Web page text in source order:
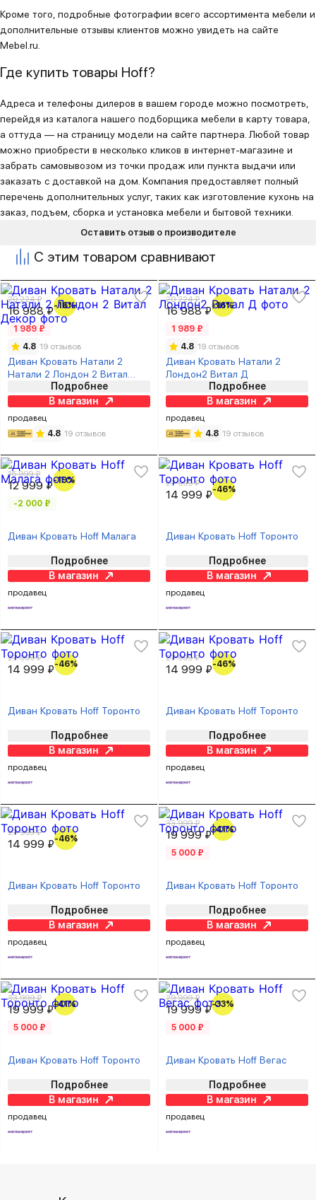
Оставить отзыв о производителе
Кроме того, подробные фотографии всего ассортимента мебели и
дополнительные отзывы клиентов можно увидеть на сайте
Mebel.ru.
Где купить товары Hoff?
Адреса и телефоны дилеров в вашем городе можно посмотреть,
перейдя из каталога нашего подборщика мебели в карту товара,
а оттуда — на страницу модели на сайте партнера. Любой товар
можно приобрести в несколько кликов в интернет-магазине и
забрать самовывозом из точки продаж или пункта выдачи или
заказать с доставкой на дом. Компания предоставляет полный
перечень дополнительных услуг, таких как изготовление кухонь на
заказ, подъем, сборка и установка мебели и бытовой техники.
С этим товаром сравнивают
20 224 ₽
16 988 ₽-16%
1 989 ₽
4.8 19 отзывов
Диван Кровать Натали 2
Натали 2 Лондон 2 Витал
Подробнее
В магазин
продавец
4.8 19 отзывов
20 224 ₽
16 988 ₽-16%
1 989 ₽
4.8 19 отзывов
Диван Кровать Натали 2
Лондон2 Витал Д
Подробнее
В магазин
продавец
4.8 19 отзывов
15 999 ₽
12 999 ₽-19%
-2 000 ₽
Диван Кровать Hoff Малага
Подробнее
В магазин
продавец
27 999 ₽
14 999 ₽-46%
Диван Кровать Hoff Торонто
Подробнее
В магазин
продавец
27 999 ₽
14 999 ₽-46%
Диван Кровать Hoff Торонто
Подробнее
В магазин
продавец
27 999 ₽
14 999 ₽-46%
Диван Кровать Hoff Торонто
Подробнее
В магазин
продавец
27 999 ₽
14 999 ₽-46%
Диван Кровать Hoff Торонто
Подробнее
В магазин
продавец
33 999 ₽
19 999 ₽-41%
5 000 ₽
Диван Кровать Hoff Торонто
Подробнее
В магазин
продавец
33 999 ₽
19 999 ₽-41%
5 000 ₽
Диван Кровать Hoff Торонто
Подробнее
В магазин
продавец
29 999 ₽
19 999 ₽-33%
5 000 ₽
Диван Кровать Hoff Вегас
Подробнее
В магазин
продавец